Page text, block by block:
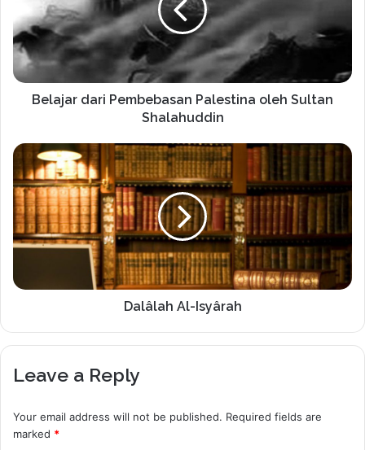
Belajar dari Pembebasan Palestina oleh Sultan
Shalahuddin
Dalâlah Al-Isyârah
Leave a Reply
Your email address will not be published. Required fields are
marked *